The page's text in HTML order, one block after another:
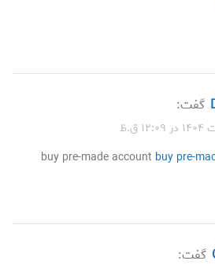
گفت:
buy pre-made account buy pre-
گفت: